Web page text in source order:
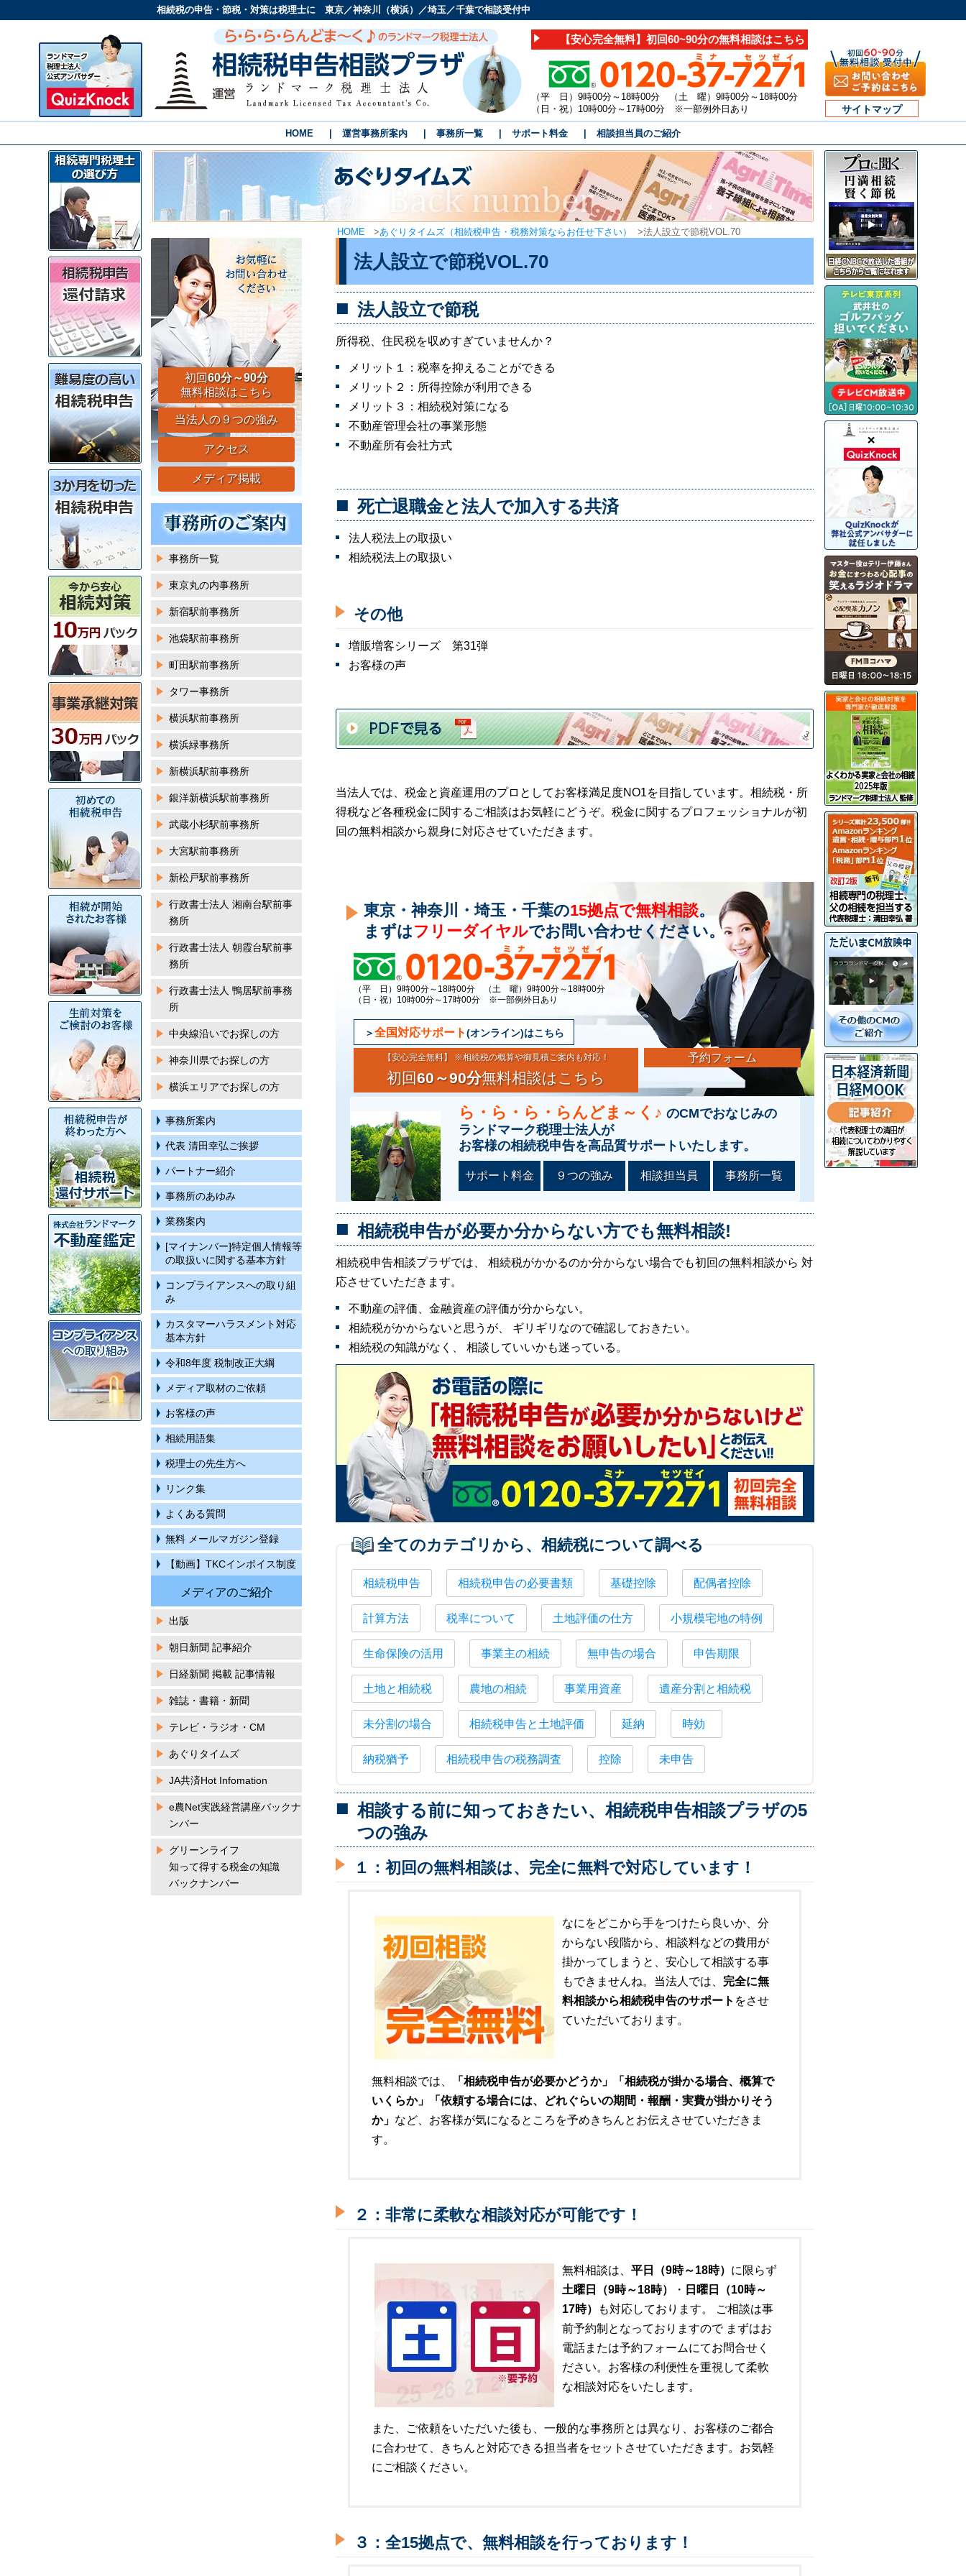
相続税の申告・節税・対策は税理士に 東京／神奈川（横浜）／埼玉／千葉で相談受付中
【安心完全無料】初回60~90分の無料相談はこちら
（平 日）9時00分～18時00分 （土 曜）9時00分～18時00分
（日・祝）10時00分～17時00分 ※一部例外日あり
サイトマップ
HOME 運営事務所案内 事務所一覧 サポート料金 相談担当員のご紹介
HOME >あぐりタイムズ（相続税申告・税務対策ならお任せ下さい） >法人設立で節税VOL.70
法人設立で節税VOL.70
法人設立で節税
所得税、住民税を収めすぎていませんか？
メリット１：税率を抑えることができる
メリット２：所得控除が利用できる
メリット３：相続税対策になる
不動産管理会社の事業形態
不動産所有会社方式
死亡退職金と法人で加入する共済
法人税法上の取扱い
相続税法上の取扱い
その他
増販増客シリーズ 第31弾
お客様の声
当法人では、税金と資産運用のプロとしてお客様満足度NO1を目指しています。相続税・所
得税など各種税金に関するご相談はお気軽にどうぞ。税金に関するプロフェッショナルが初
回の無料相談から親身に対応させていただきます。
東京・神奈川・埼玉・千葉の15拠点で無料相談。
まずはフリーダイヤルでお問い合わせください。
（平 日）9時00分～18時00分 （土 曜）9時00分～18時00分
（日・祝）10時00分～17時00分 ※一部例外日あり
全国対応サポート (オンライン)はこちら
【安心完全無料】 ※相続税の概算や御見積ご案内も対応！
初回60～90分無料相談はこちら
予約フォーム
ら・ら・ら・らんどま～く♪ のCMでおなじみの
ランドマーク税理士法人が
お客様の相続税申告を高品質サポートいたします。
サポート料金 ９つの強み 相談担当員 事務所一覧
相続税申告が必要か分からない方でも無料相談!
相続税申告相談プラザでは、 相続税がかかるのか分からない場合でも初回の無料相談から 対
応させていただきます。
不動産の評価、金融資産の評価が分からない。
相続税がかからないと思うが、 ギリギリなので確認しておきたい。
相続税の知識がなく、 相談していいかも迷っている。
全てのカテゴリから、相続税について調べる
相続税申告 相続税申告の必要書類 基礎控除 配偶者控除
計算方法 税率について 土地評価の仕方 小規模宅地の特例
生命保険の活用 事業主の相続 無申告の場合 申告期限
土地と相続税 農地の相続 事業用資産 遺産分割と相続税
未分割の場合 相続税申告と土地評価 延納 時効
納税猶予 相続税申告の税務調査 控除 未申告
相談する前に知っておきたい、相続税申告相談プラザの5
つの強み
１：初回の無料相談は、完全に無料で対応しています！
なにをどこから手をつけたら良いか、分
からない段階から、相談料などの費用が
掛かってしまうと、安心して相談する事
もできませんね。当法人では、 完全に無
料相談から相続税申告のサポート をさせ
ていただいております。
無料相談では、
「相続税申告が必要かどうか」「相続税が掛かる場合、概算で
いくらか」「依頼する場合には、どれぐらいの期間・報酬・実費が掛かりそう
か」 など、お客様が気になるところを予めきちんとお伝えさせていただきま
す。
２：非常に柔軟な相談対応が可能です！
無料相談は、 平日（9時～18時） に限らず
土曜日（9時～18時）
・ 日曜日（10時～
17時）
も対応しております。 ご相談は事
前予約制となっておりますので まずはお
電話または予約フォームにてお問合せく
ださい。お客様の利便性を重視して柔軟
な相談対応をいたします。
また、ご依頼をいただいた後も、一般的な事務所とは異なり、お客様のご都合
に合わせて、きちんと対応できる担当者をセットさせていただきます。お気軽
にご相談ください。
３：全15拠点で、無料相談を行っております！
初回60分～90分
無料相談はこちら
当法人の９つの強み
アクセス
メディア掲載
事務所一覧
東京丸の内事務所
新宿駅前事務所
池袋駅前事務所
町田駅前事務所
タワー事務所
横浜駅前事務所
横浜緑事務所
新横浜駅前事務所
銀洋新横浜駅前事務所
武蔵小杉駅前事務所
大宮駅前事務所
新松戸駅前事務所
行政書士法人 湘南台駅前事
務所
行政書士法人 朝霞台駅前事
務所
行政書士法人 鴨居駅前事務
所
中央線沿いでお探しの方
神奈川県でお探しの方
横浜エリアでお探しの方
事務所案内
代表 清田幸弘ご挨拶
パートナー紹介
事務所のあゆみ
業務案内
[マイナンバー]特定個人情報等
の取扱いに関する基本方針
コンプライアンスへの取り組
み
カスタマーハラスメント対応
基本方針
令和8年度 税制改正大綱
メディア取材のご依頼
お客様の声
相続用語集
税理士の先生方へ
リンク集
よくある質問
無料 メールマガジン登録
【動画】TKCインボイス制度
メディアのご紹介
出版
朝日新聞 記事紹介
日経新聞 掲載 記事情報
雑誌・書籍・新聞
テレビ・ラジオ・CM
あぐりタイムズ
JA共済Hot Infomation
e農Net実践経営講座バックナ
ンバー
グリーンライフ
知って得する税金の知識
バックナンバー